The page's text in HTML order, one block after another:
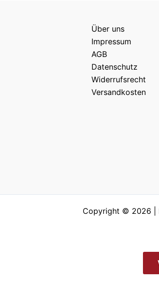
Über uns
Impressum
AGB
Datenschutz
Widerrufsrecht
Versandkosten
Copyright © 2026 |